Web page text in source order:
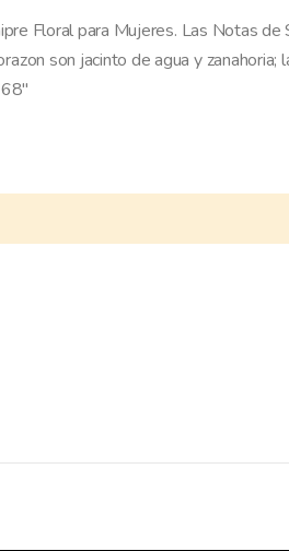
Floral para Mujeres. Las Notas de
son jacinto de agua y